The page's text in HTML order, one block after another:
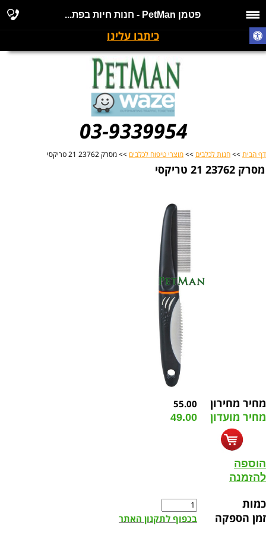
פטמן PetMan - חנות חיות בפת...
כיתבו עלינו
03-9339954
דף הבית >> חנות לכלבים >> מוצרי טיפוח לכלבים >> מסרק 23762 21 טריקסי
מסרק 23762 21 טריקסי
מחיר מחירון 55.00
מחיר מועדון 49.00
הוספה
להזמנה
כמות
זמן הספקה
בכפוף לתקנון האתר